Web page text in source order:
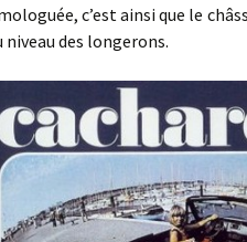
c’est ainsi que le
des longerons.